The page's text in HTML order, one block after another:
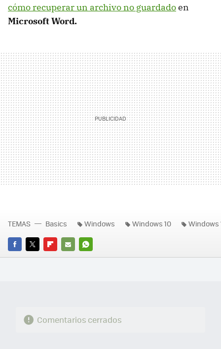
cómo recuperar un archivo no guardadoen
Microsoft Word.
FACEBOOK
TWITTERFLIPBOARD
E-
WHATSAPP
TEMAS Basics Windows Windows 10 Windows
Comentarios cerrados